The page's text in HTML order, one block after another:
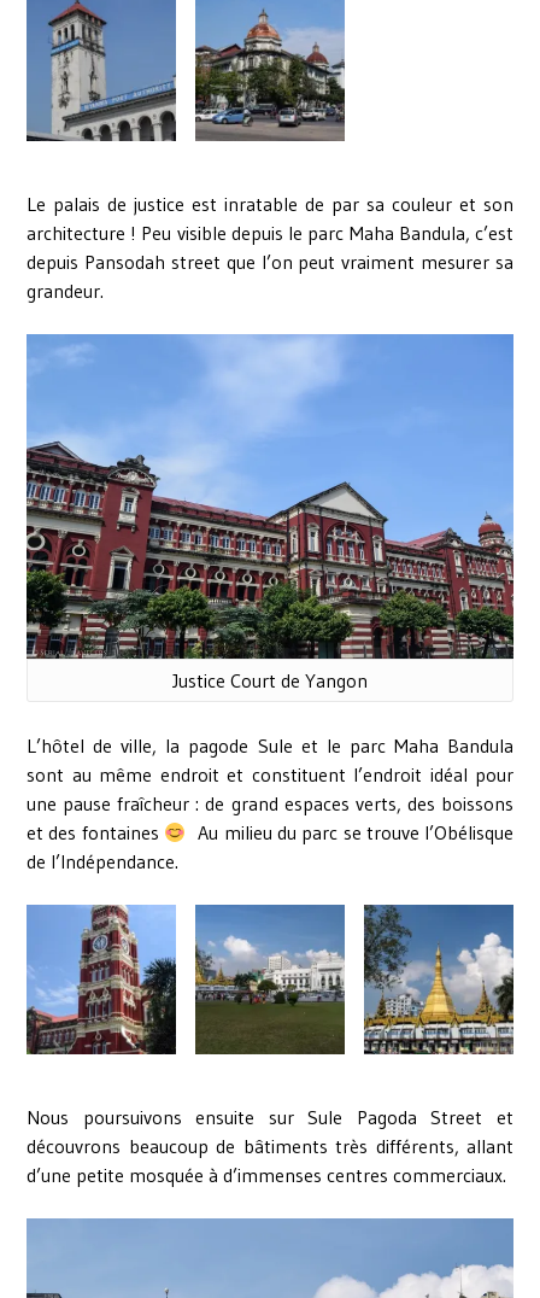
Le palais de justice est inratable de par sa couleur et son
architecture ! Peu visible depuis le parc Maha Bandula, c’est
depuis Pansodah street que l’on peut vraiment mesurer sa
grandeur.
Justice Court de Yangon
L’hôtel de ville, la pagode Sule et le parc Maha Bandula
sont au même endroit et constituent l’endroit idéal pour
une pause fraîcheur : de grand espaces verts, des boissons
et des fontaines
Au milieu du parc se trouve l’Obélisque
de l’Indépendance.
Nous poursuivons ensuite sur Sule Pagoda Street et
découvrons beaucoup de bâtiments très différents, allant
d’une petite mosquée à d’immenses centres commerciaux.